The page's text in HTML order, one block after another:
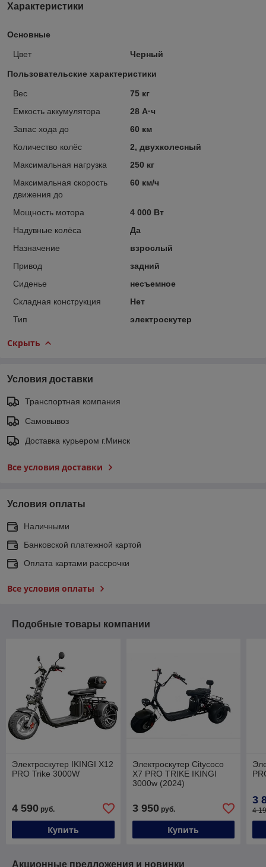
Характеристики
Основные
Цвет Черный
Пользовательские характеристики
Вес
75 кг
Емкость аккумулятора
28 А·ч
Запас хода до
60 км
Количество колёс
2, двухколесный
Максимальная нагрузка
250 кг
Максимальная скорость
движения до
60 км/ч
Мощность мотора
4 000 Вт
Надувные колёса
Да
Назначение
взрослый
Привод
задний
Сиденье
несъемное
Складная конструкция
Нет
Тип
электроскутер
Скрыть
Условия доставки
Транспортная компания
Самовывоз
Доставка курьером г.Минск
Все условия доставки
Условия оплаты
Наличными
Банковской платежной картой
Оплата картами рассрочки
Все условия оплаты
Подобные товары компании
Электроскутер IKINGI X12
PRO Trike 3000W
4 590 руб.
Купить
Электроскутер Citycoco
X7 PRO TRIKE IKINGI
3000w (2024)
3 950руб.
Купить
3
4
Акционные предложения и новинки